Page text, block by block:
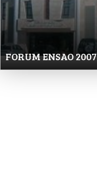
FORUM ENSAO 2007